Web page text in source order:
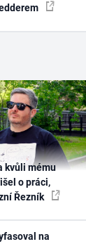
kvůli mému
o práci,
Řezník
na